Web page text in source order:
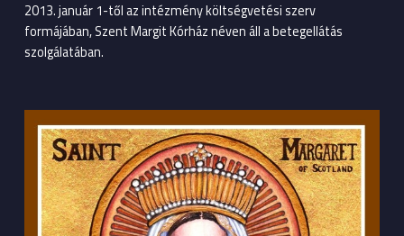
2013. január 1-től az intézmény költségvetési szerv
formájában, Szent Margit Kórház néven áll a betegellátás
szolgálatában.